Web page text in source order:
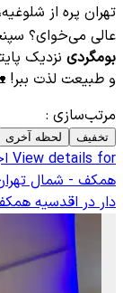
تهران پره از
عالی می‌خوای؟
بومگردی نزدیک
و طبیعت لذت ببر!
مرتب‌سازی :
تخفیف لحظه آخری
View details for
همکف - شمال
دار در اقدسیه